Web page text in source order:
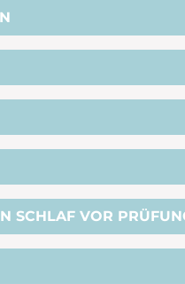
SCHLAF VOR